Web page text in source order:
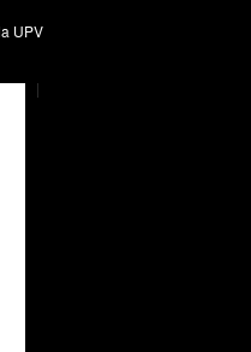
UPV